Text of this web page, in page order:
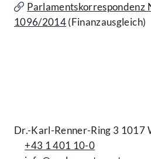
Parlamentskorrespondenz
1096/2014(Finanzausgleich)
Dr.-Karl-Renner-Ring 3 1017
+43 1 401 10-0